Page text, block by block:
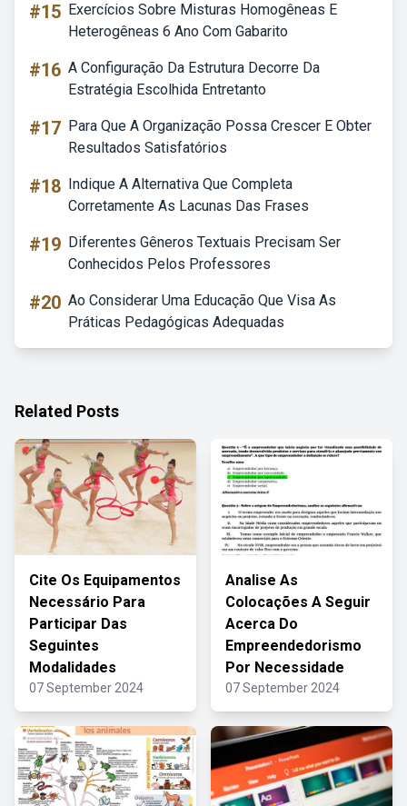
#15 Exercícios Sobre Misturas Homogêneas E
Heterogêneas 6 Ano Com Gabarito
#16 A Configuração Da Estrutura Decorre Da
Estratégia Escolhida Entretanto
#17 Para Que A Organização Possa Crescer E Obter
Resultados Satisfatórios
#18 Indique A Alternativa Que Completa
Corretamente As Lacunas Das Frases
#19 Diferentes Gêneros Textuais Precisam Ser
Conhecidos Pelos Professores
#20 Ao Considerar Uma Educação Que Visa As
Práticas Pedagógicas Adequadas
Related Posts
Cite Os Equipamentos
Necessário Para
Participar Das
Seguintes
Modalidades
07 September 2024
Analise As
Colocações A Seguir
Acerca Do
Empreendedorismo
Por Necessidade
07 September 2024